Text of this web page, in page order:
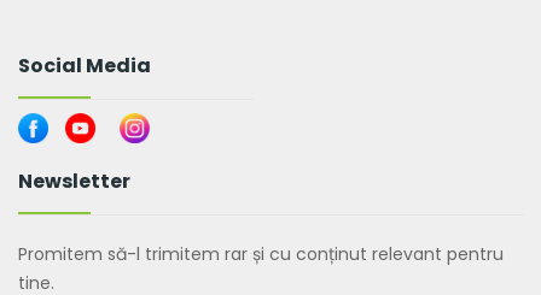
Social Media
Newsletter
Promitem să-l trimitem rar și cu conținut relevant pentru
tine.